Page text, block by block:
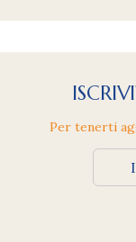
Per tenerti